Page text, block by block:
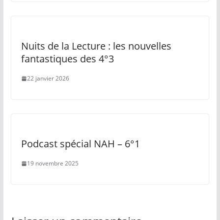
Nuits de la Lecture : les nouvelles
fantastiques des 4°3
22 janvier 2026
Podcast spécial NAH – 6°1
19 novembre 2025